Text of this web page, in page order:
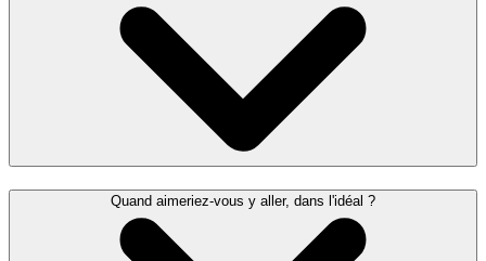
Quand aimeriez-vous y aller, dans l'idéal ?